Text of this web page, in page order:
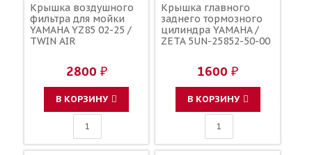
Крышка воздушного
фильтра для мойки
YAMAHA YZ85 02-25 /
TWIN AIR
2800 ₽
В КОРЗИНУ
Крышка главного
заднего тормозного
цилиндра YAMAHA /
ZETA 5UN-25852-50-00
1600 ₽
В КОРЗИНУ